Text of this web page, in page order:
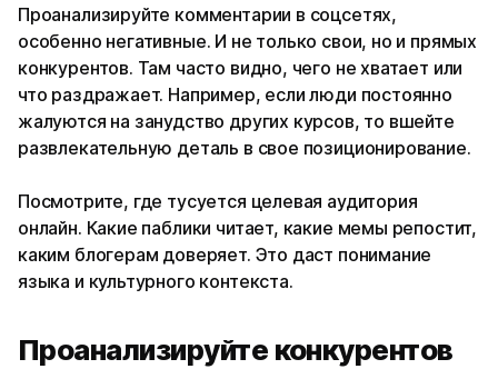
Проанализируйте комментарии в соцсетях,
особенно негативные. И не только свои, но и прямых
конкурентов. Там часто видно, чего не хватает или
что раздражает. Например, если люди постоянно
жалуются на занудство других курсов, то вшейте
развлекательную деталь в свое позиционирование.
Посмотрите, где тусуется целевая аудитория
онлайн. Какие паблики читает, какие мемы репостит,
каким блогерам доверяет. Это даст понимание
языка и культурного контекста.
Проанализируйте конкурентов